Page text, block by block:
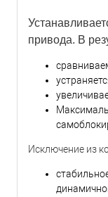
привода. В
Исключение из